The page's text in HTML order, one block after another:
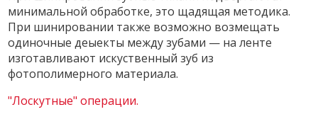
минимальной обработке, это щадящая методика.
При шинировании также возможно возмещать
одиночные деыекты между зубами — на ленте
изготавливают искуственный зуб из
фотополимерного материала.
"Лоскутные" операции.